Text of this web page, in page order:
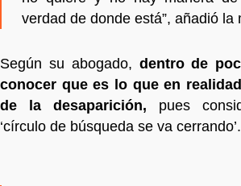
verdad de donde está”, añadió la
Según su abogado, dentro de
conocer que es lo que en
de la desaparición, pues
‘círculo de búsqueda se va cerrando’.